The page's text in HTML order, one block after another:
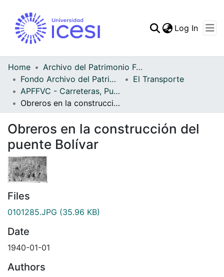
Statistics
Log In
Home
Archivo del Patrimonio Fotográfico y Fílmico del Valle del Cauca
Fondo Archivo del Patrimonio Fotográfico y Fílmico del Valle del Cauca
El Transporte
APFFVC - Carreteras, Puentes - Patrimonial
Obreros en la construcción del puente Bolívar
Obreros en la construcción del
puente Bolívar
Files
0101285.JPG (35.96 KB)
Date
1940-01-01
Authors